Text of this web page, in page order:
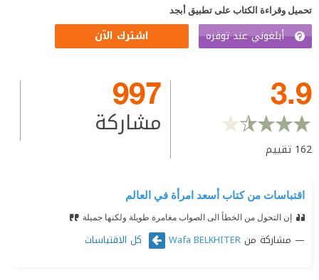
تحميل وقراءة الكتاب على تطبيق أبجد
أبلغوني عند توفره اشترك الآن
3.9
162 تقييم
997
مشاركة
اقتباسات من كتاب أسعد امرأة في العالم
إن التحول من الخطأ الى الصواب مغامرة طويلة ولكنها جميلة
مشاركة من Wafa BELKHITER كل الاقتباسات